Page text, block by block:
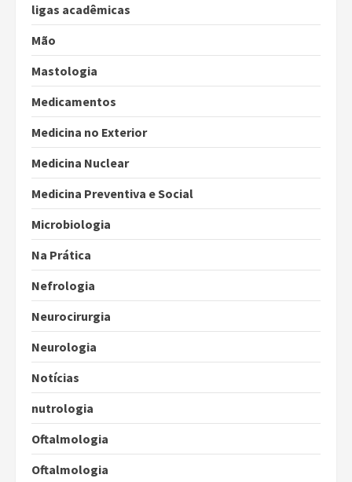
ligas acadêmicas
Mão
Mastologia
Medicamentos
Medicina no Exterior
Medicina Nuclear
Medicina Preventiva e Social
Microbiologia
Na Prática
Nefrologia
Neurocirurgia
Neurologia
Notícias
nutrologia
Oftalmologia
Oftalmologia